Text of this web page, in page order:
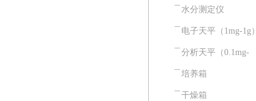
水分测定仪
电子天平（1mg-1g）
分析天平（0.1mg-
0.01mg）
培养箱
干燥箱